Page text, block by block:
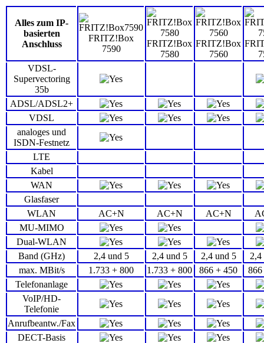
Alles zum IP-
basierten
Anschluss
FRITZ!Box
7590
FRITZ!Box
7580
FRITZ!Box
7560
VDSL-
Supervectoring
35b
ADSL/ADSL2+
VDSL
analoges und
ISDN-Festnetz
LTE
Kabel
WAN
Glasfaser
WLAN
AC+N AC+N AC+N
MU-MIMO
Dual-WLAN
Band (GHz)
2,4 und 5 2,4 und 5 2,4 und 5
2,4
max. MBit/s
1.733 + 800 1.733 + 800 866 + 450
Telefonanlage
VoIP/HD-
Telefonie
Anrufbeantw./Fax
DECT-Basis